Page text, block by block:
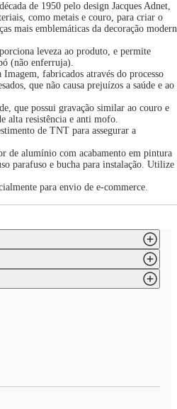
de 1950 pelo design Jacques Adnet,
como metais e couro, para criar o
mais emblemáticas da decoração
leveza ao produto, e permite
(não enferruja).
fabricados através do processo
que não causa prejuízos a saúde e ao
que possui gravação similar ao couro e
alta resistência e anti mofo.
de TNT para assegurar a
de alumínio com acabamento em pintura
parafuso e bucha para instalação. Utilize
para envio de e-commerce.